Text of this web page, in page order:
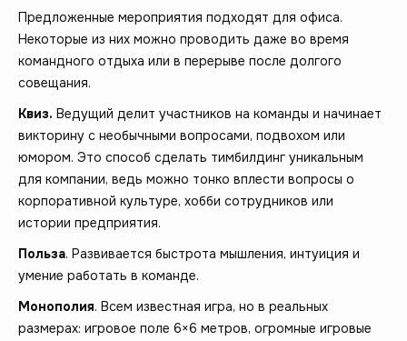
Предложенные мероприятия подходят для офиса.
Некоторые из них можно проводить даже во время
командного отдыха или в перерыве после долгого
совещания.
Квиз. Ведущий делит участников на команды и начинает
викторину с необычными вопросами, подвохом или
юмором. Это способ сделать тимбилдинг уникальным
для компании, ведь можно тонко вплести вопросы о
корпоративной культуре, хобби сотрудников или
истории предприятия.
Польза. Развивается быстрота мышления, интуиция и
умение работать в команде.
Монополия. Всем известная игра, но в реальных
размерах: игровое поле 6×6 метров, огромные игровые